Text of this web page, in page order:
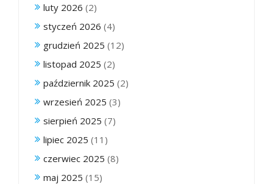
luty 2026 (2)
styczeń 2026 (4)
grudzień 2025 (12)
listopad 2025 (2)
październik 2025 (2)
wrzesień 2025 (3)
sierpień 2025 (7)
lipiec 2025 (11)
czerwiec 2025 (8)
maj 2025 (15)